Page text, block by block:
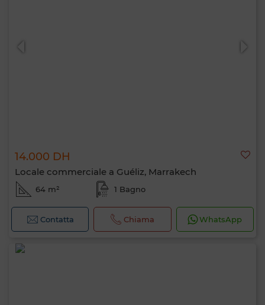
14.000 DH
Locale commerciale a Guéliz, Marrakech
64 m² 1 Bagno
Contatta Chiama WhatsApp